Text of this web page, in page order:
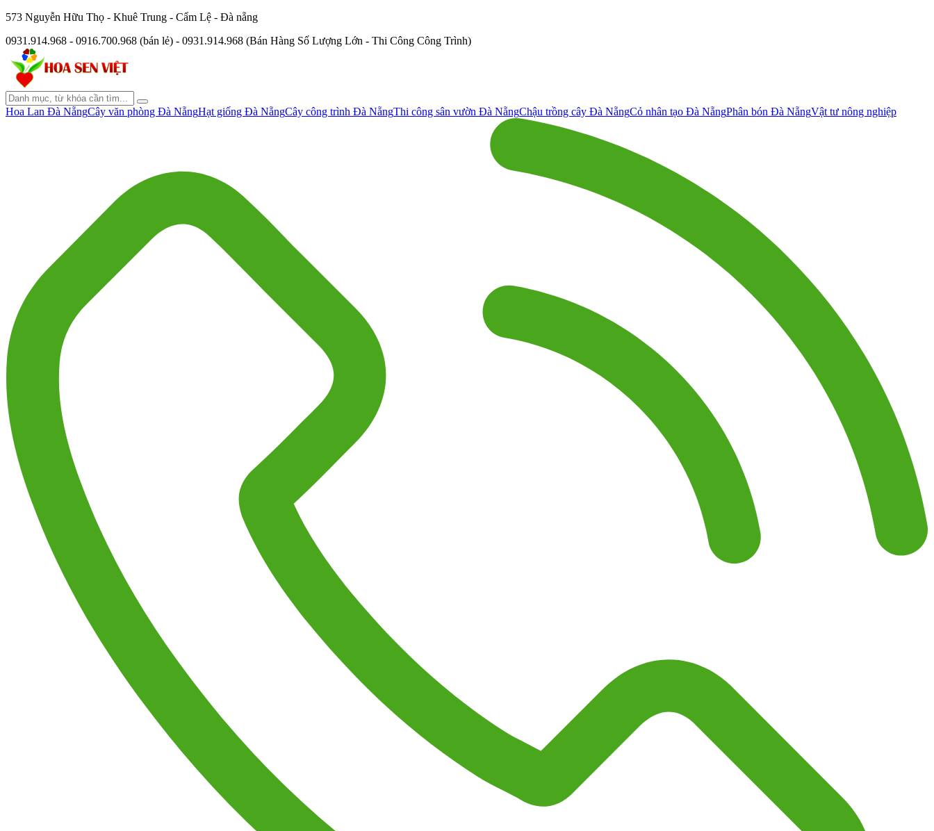
573 Nguyễn Hữu Thọ - Khuê Trung - Cẩm Lệ - Đà nẵng
0931.914.968 - 0916.700.968 (bán lẻ) - 0931.914.968 (Bán Hàng Số Lượng Lớn - Thi Công Công Trình)
Hoa Lan Đà NẵngCây văn phòng Đà NẵngHạt giống Đà NẵngCây công trình Đà NẵngThi công sân vườn Đà NẵngChậu trồng cây Đà NẵngCỏ nhân tạo Đà NẵngPhân bón Đà NẵngVật tư nông nghiệp